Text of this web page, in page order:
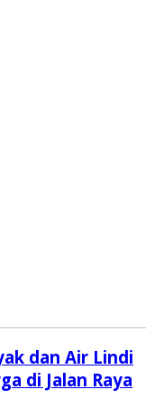
dan Air Lindi
di Jalan Raya